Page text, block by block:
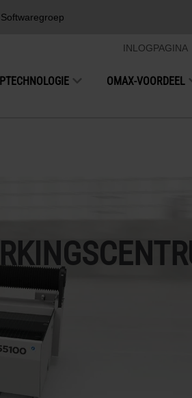
Softwaregroep
INLOGPAGINA
OMAX-VOORDEEL